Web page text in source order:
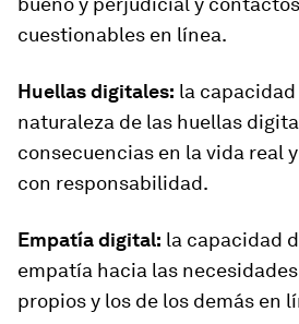
cuestionables en línea.
Huellas digitales: la
naturaleza de las huellas
consecuencias en la vida real
con responsabilidad.
Empatía digital: la capacidad
empatía hacia las
propios y los de los demás en